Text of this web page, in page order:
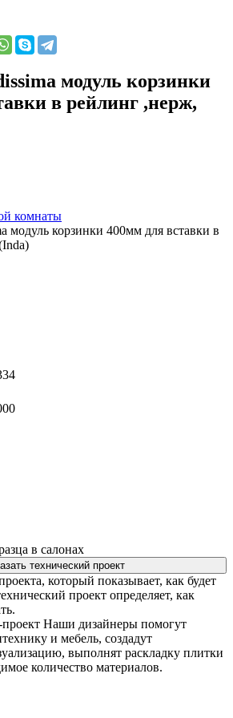
модуль корзинки
в рейлинг ,нерж,
комнаты
модуль корзинки 400мм для вставки в
00
в салонах
технический проект
который показывает, как будет
проект определяет, как
Наши дизайнеры помогут
и мебель, создадут
выполнят раскладку плитки
количество материалов.